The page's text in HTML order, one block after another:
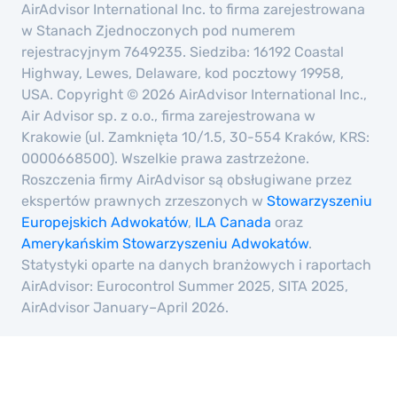
AirAdvisor International Inc. to firma zarejestrowana
w Stanach Zjednoczonych pod numerem
rejestracyjnym 7649235. Siedziba: 16192 Coastal
Highway, Lewes, Delaware, kod pocztowy 19958,
USA. Copyright © 2026 AirAdvisor International Inc.,
Air Advisor sp. z o.o., firma zarejestrowana w
Krakowie (ul. Zamknięta 10/1.5, 30-554 Kraków, KRS:
0000668500). Wszelkie prawa zastrzeżone.
Roszczenia firmy AirAdvisor są obsługiwane przez
ekspertów prawnych zrzeszonych w Stowarzyszeniu
Europejskich Adwokatów, ILA Canada oraz
Amerykańskim Stowarzyszeniu Adwokatów.
Statystyki oparte na danych branżowych i raportach
AirAdvisor: Eurocontrol Summer 2025, SITA 2025,
AirAdvisor January–April 2026.